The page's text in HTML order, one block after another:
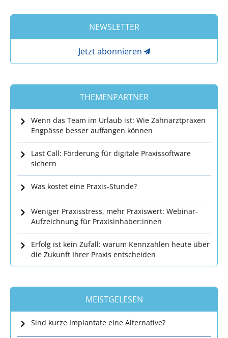
NEWSLETTER
Jetzt abonnieren
THEMENPARTNER
Wenn das Team im Urlaub ist: Wie Zahnarztpraxen
Engpässe besser auffangen können
Last Call: Förderung für digitale Praxissoftware
sichern
Was kostet eine Praxis-Stunde?
Weniger Praxisstress, mehr Praxiswert: Webinar-
Aufzeichnung für Praxisinhaber:innen
Erfolg ist kein Zufall: warum Kennzahlen heute über
die Zukunft Ihrer Praxis entscheiden
MEISTGELESEN
Sind kurze Implantate eine Alternative?